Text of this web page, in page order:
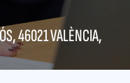
46021 VALÈNCIA,